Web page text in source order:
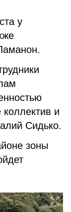
у
коллектив и
Сидько.
зоны